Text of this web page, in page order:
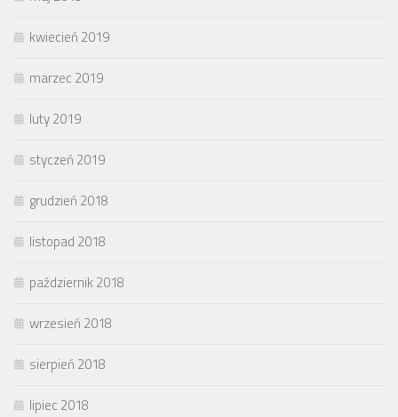
kwiecień 2019
marzec 2019
luty 2019
styczeń 2019
grudzień 2018
listopad 2018
październik 2018
wrzesień 2018
sierpień 2018
lipiec 2018